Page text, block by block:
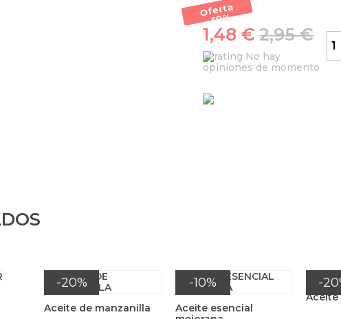
Oferta
-50
%
2,95 €
1,48 €
No hay
opiniones de momento
-20%
Aceite de manzanilla
-10%
Aceite esencial
-
Aceite